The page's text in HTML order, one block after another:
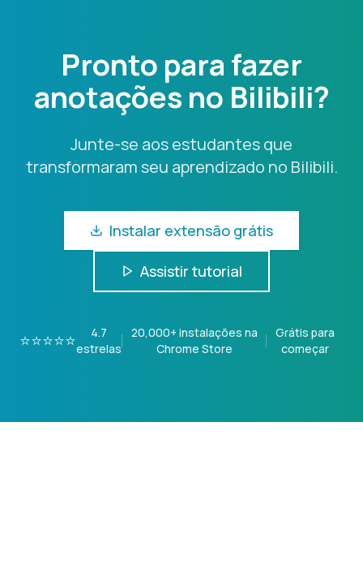
Pronto para fazer
anotações no Bilibili?
Junte-se aos estudantes que
transformaram seu aprendizado no Bilibili.
Instalar extensão grátis
Assistir tutorial
⭐⭐⭐⭐⭐
4.7
estrelas
20,000+ instalações na
Chrome Store
Grátis para
começar